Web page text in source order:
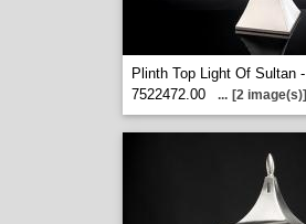
Plinth Top Light Of Sultan -
7522472.00
... [2 image(s)]